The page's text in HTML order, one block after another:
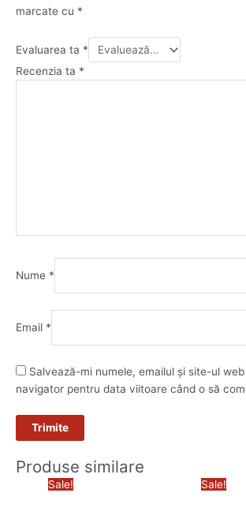
marcate cu *
Evaluarea ta *
Recenzia ta *
Nume *
Email *
Salvează-mi numele, emailul și site-ul
navigator pentru data viitoare când o să
Produse similare
Sale!
Prețul
curent
Sale!